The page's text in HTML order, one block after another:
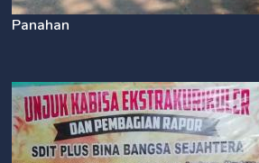
Panahan